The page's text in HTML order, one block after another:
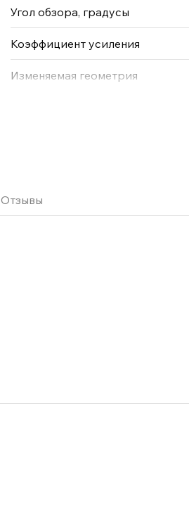
Угол обзора, градусы
Коэффициент усиления
Изменяемая геометрия
Отзывы